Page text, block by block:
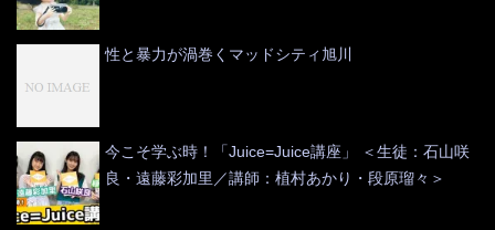
性と暴力が渦巻くマッドシティ旭川
今こそ学ぶ時！「Juice=Juice講座」 ＜生徒：石山咲
良・遠藤彩加里／講師：植村あかり・段原瑠々＞